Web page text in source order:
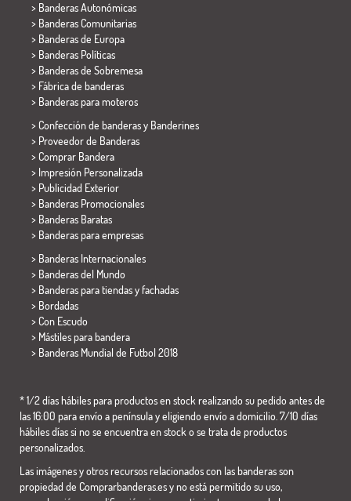
> Banderas Autonómicas
> Banderas Comunitarias
> Banderas de Europa
> Banderas Políticas
> Banderas de Sobremesa
> Fábrica de banderas
> Banderas para moteros
> Confección de banderas y Banderines
> Proveedor de Banderas
> Comprar Bandera
> Impresión Personalizada
> Publicidad Exterior
> Banderas Promocionales
> Banderas Baratas
> Banderas para empresas
> Banderas Internacionales
> Banderas del Mundo
> Banderas para tiendas y fachadas
> Bordadas
> Con Escudo
> Mástiles para bandera
> Banderas Mundial de Futbol 2018
* 1/2 días hábiles para productos en stock realizando su pedido antes de
las 16:00 para envío a península y eligiendo envío a domicilio. 7/10 días
hábiles días si no se encuentra en stock o se trata de productos
personalizados.
Las imágenes y otros recursos relacionados con las banderas son
propiedad de Comprarbanderas.es y no está permitido su uso,